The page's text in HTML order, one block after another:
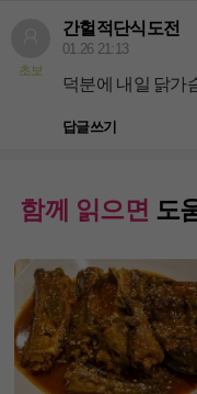
초보
간헐적단식도전
01.26 21:13
덕분에 내일 닭가
답글쓰기
함께 읽으면 도